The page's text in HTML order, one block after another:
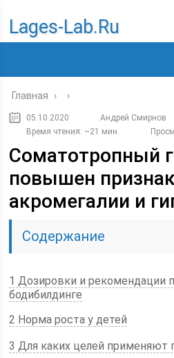
Lages-Lab.ru
Главная › ›
05.10.2020
Андрей Смирнов
Время чтения: ~21 мин.
Соматотропный
повышен
акромегалии и
Содержание
1 Дозировки и рекомендации
бодибилдинге
2 Норма роста у детей
3 Для каких целей применяют